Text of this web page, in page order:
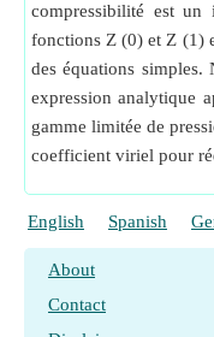
compressibilité est un
fonctions Z (0) et Z (1)
des équations simples.
expression analytique
gamme limitée de
coefficient viriel pour
English Spanish
About
Contact